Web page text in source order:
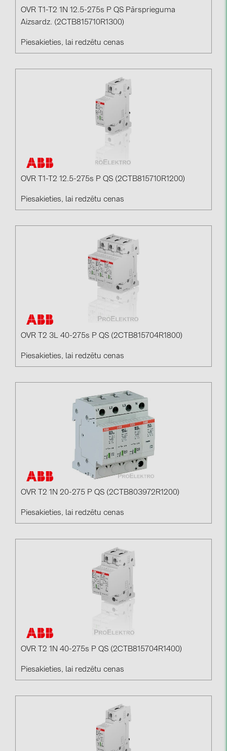
OVR T1-T2 1N 12.5-275s P QS Pārsprieguma
Aizsardz. (2CTB815710R1300)
Piesakieties, lai redzētu cenas
OVR T1-T2 12.5-275s P QS (2CTB815710R1200)
Piesakieties, lai redzētu cenas
OVR T2 3L 40-275s P QS (2CTB815704R1800)
Piesakieties, lai redzētu cenas
OVR T2 1N 20-275 P QS (2CTB803972R1200)
Piesakieties, lai redzētu cenas
OVR T2 1N 40-275s P QS (2CTB815704R1400)
Piesakieties, lai redzētu cenas